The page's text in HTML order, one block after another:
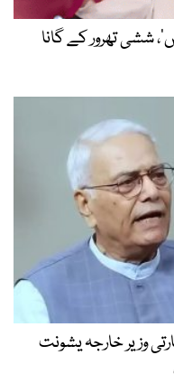
ششی تھرور کے گانا
وزیر خارجہ یشونت